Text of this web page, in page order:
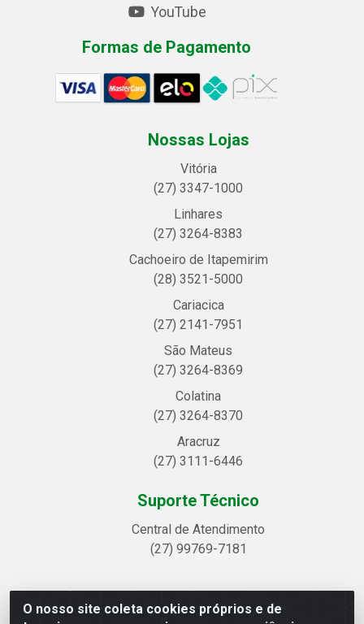
O nosso site coleta cookies próprios e de
YouTube
Formas de Pagamento
Nossas Lojas
Vitória
(27) 3347-1000
Linhares
(27) 3264-8383
Cachoeiro de Itapemirim
(28) 3521-5000
Cariacica
(27) 2141-7951
São Mateus
(27) 3264-8369
Colatina
(27) 3264-8370
Aracruz
(27) 3111-6446
Suporte Técnico
Central de Atendimento
(27) 99769-7181
Linhavix Distribuidora LTDA - Avenida Alegre, 2521 -